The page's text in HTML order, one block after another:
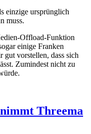
einzige ursprünglich
muss.
Offload-Funktion
einige Franken
gut vorstellen, dass sich
Zumindest nicht zu
Threema